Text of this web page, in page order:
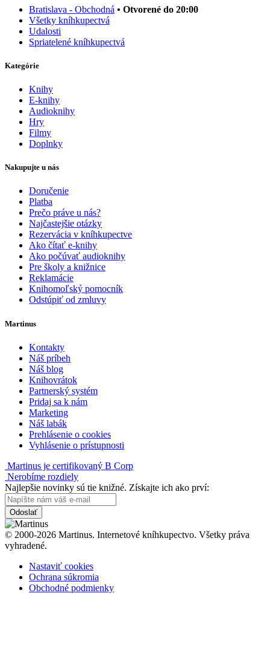
Bratislava - Obchodná • Otvorené do 20:00
Všetky kníhkupectvá
Udalosti
Spriatelené kníhkupectvá
Kategórie
Knihy
E-knihy
Audioknihy
Hry
Filmy
Doplnky
Nakupujte u nás
Doručenie
Platba
Prečo práve u nás?
Najčastejšie otázky
Rezervácia v kníhkupectve
Ako čítať e-knihy
Ako počúvať audioknihy
Pre školy a knižnice
Reklamácie
Knihomoľský pomocník
Odstúpiť od zmluvy
Martinus
Kontakty
Náš príbeh
Náš blog
Knihovrátok
Partnerský systém
Pridaj sa k nám
Marketing
Náš labák
Prehlásenie o cookies
Vyhlásenie o prístupnosti
Martinus je certifikovaný B Corp
Nerobíme rozdiely
Najlepšie novinky sú tie knižné. Získajte ich ako prví:
Odoslať
© 2000-2026 Martinus. Internetové kníhkupectvo. Všetky práva
vyhradené.
Nastaviť cookies
Ochrana súkromia
Obchodné podmienky